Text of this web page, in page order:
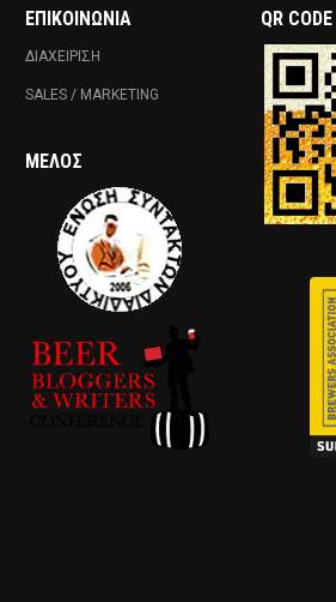
ΕΠΙΚΟΙΝΩΝΊΑ
ΔΙΑΧΕΙΡΙΣΗ
SALES / MARKETING
ΜΈΛΟΣ
QR CODE